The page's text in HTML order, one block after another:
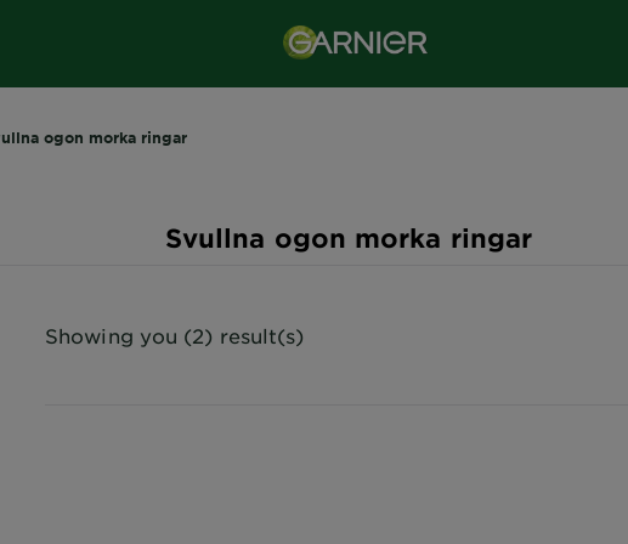
ogon morka ringar
Svullna ogon morka ringar
Showing you (2) result(s)